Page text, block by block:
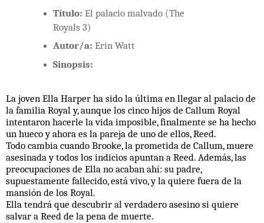
Título: El palacio malvado (The
Royals 3)
Autor/a: Erin Watt
Sinopsis:
La joven Ella Harper ha sido la última en llegar al palacio de
la familia Royal y, aunque los cinco hijos de Callum Royal
intentaron hacerle la vida imposible, finalmente se ha hecho
un hueco y ahora es la pareja de uno de ellos, Reed.
Todo cambia cuando Brooke, la prometida de Callum, muere
asesinada y todos los indicios apuntan a Reed. Además, las
preocupaciones de Ella no acaban ahí: su padre,
supuestamente fallecido, está vivo, y la quiere fuera de la
mansión de los Royal.
Ella tendrá que descubrir al verdadero asesino si quiere
salvar a Reed de la pena de muerte.